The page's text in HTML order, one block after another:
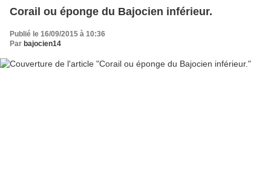
Corail ou éponge du Bajocien inférieur.
Publié le 16/09/2015 à 10:36
Par bajocien14